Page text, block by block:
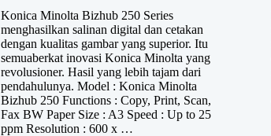
adalah:
Rp9,000,000.
ini
adalah:
Rp6,500,000.
Konica Minolta Bizhub 250 Series
menghasilkan salinan digital dan cetakan
dengan kualitas gambar yang superior. Itu
semuaberkat inovasi Konica Minolta yang
revolusioner. Hasil yang lebih tajam dari
pendahulunya. Model : Konica Minolta
Bizhub 250 Functions : Copy, Print, Scan,
Fax BW Paper Size : A3 Speed : Up to 25
ppm Resolution : 600 x …